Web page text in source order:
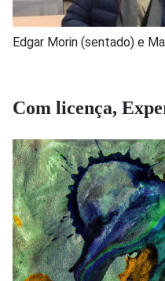
Edgar Morin (sentado) e
Com licença,